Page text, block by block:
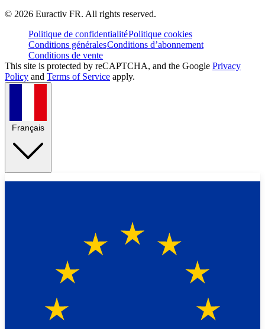
© 2026 Euractiv FR. All rights reserved.
Politique de confidentialitéPolitique cookies
Conditions généralesConditions d’abonnement
Conditions de vente
This site is protected by reCAPTCHA, and the Google Privacy
Policy and Terms of Service apply.
Français